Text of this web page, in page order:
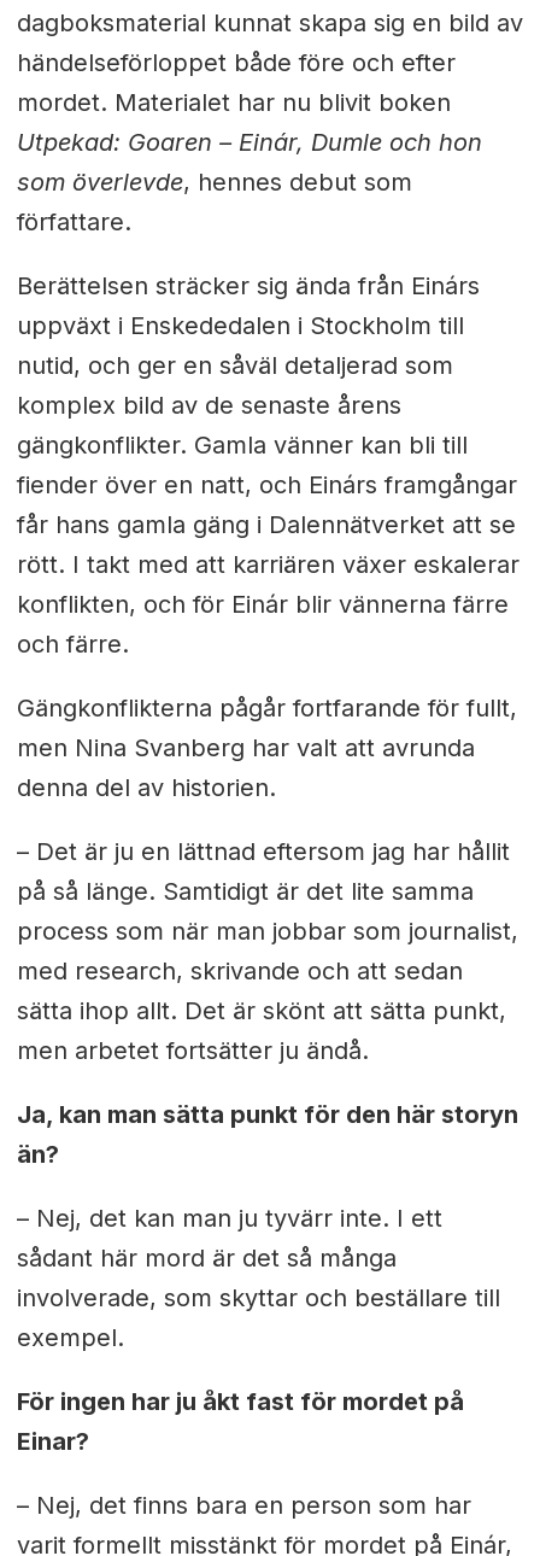
dagboksmaterial kunnat skapa sig en bild av
händelseförloppet både före och efter
mordet. Materialet har nu blivit boken
Utpekad: Goaren – Einár, Dumle och hon
som överlevde, hennes debut som
författare.
Berättelsen sträcker sig ända från Einárs
uppväxt i Enskededalen i Stockholm till
nutid, och ger en såväl detaljerad som
komplex bild av de senaste årens
gängkonflikter. Gamla vänner kan bli till
fiender över en natt, och Einárs framgångar
får hans gamla gäng i Dalennätverket att se
rött. I takt med att karriären växer eskalerar
konflikten, och för Einár blir vännerna färre
och färre.
Gängkonflikterna pågår fortfarande för fullt,
men Nina Svanberg har valt att avrunda
denna del av historien.
– Det är ju en lättnad eftersom jag har hållit
på så länge. Samtidigt är det lite samma
process som när man jobbar som journalist,
med research, skrivande och att sedan
sätta ihop allt. Det är skönt att sätta punkt,
men arbetet fortsätter ju ändå.
Ja, kan man sätta punkt för den här storyn
än?
– Nej, det kan man ju tyvärr inte. I ett
sådant här mord är det så många
involverade, som skyttar och beställare till
exempel.
För ingen har ju åkt fast för mordet på
Einar?
– Nej, det finns bara en person som har
varit formellt misstänkt för mordet på Einár,